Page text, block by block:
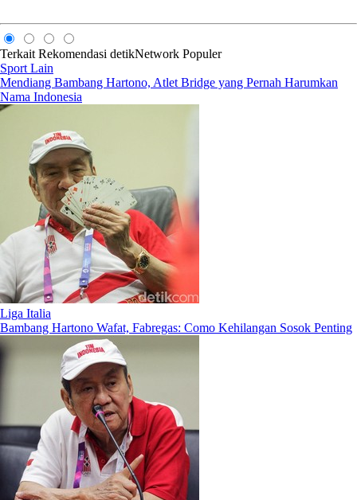
Terkait Rekomendasi detikNetwork Populer
Sport Lain
Mendiang Bambang Hartono, Atlet Bridge yang Pernah Harumkan
Nama Indonesia
Liga Italia
Bambang Hartono Wafat, Fabregas: Como Kehilangan Sosok Penting